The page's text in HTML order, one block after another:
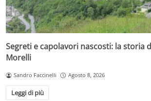
Segreti e capolavori nascosti: la storia
Morelli
Sandro Faccinelli Agosto 8, 2026
Leggi di più